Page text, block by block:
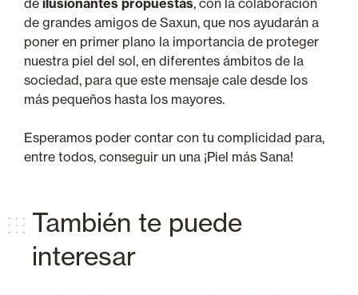
de ilusionantes propuestas, con la colaboración
de grandes amigos de Saxun, que nos ayudarán a
poner en primer plano la importancia de proteger
nuestra piel del sol, en diferentes ámbitos de la
sociedad, para que este mensaje cale desde los
más pequeños hasta los mayores.
Esperamos poder contar con tu complicidad para,
entre todos, conseguir un una ¡Piel más Sana!
También te puede
interesar